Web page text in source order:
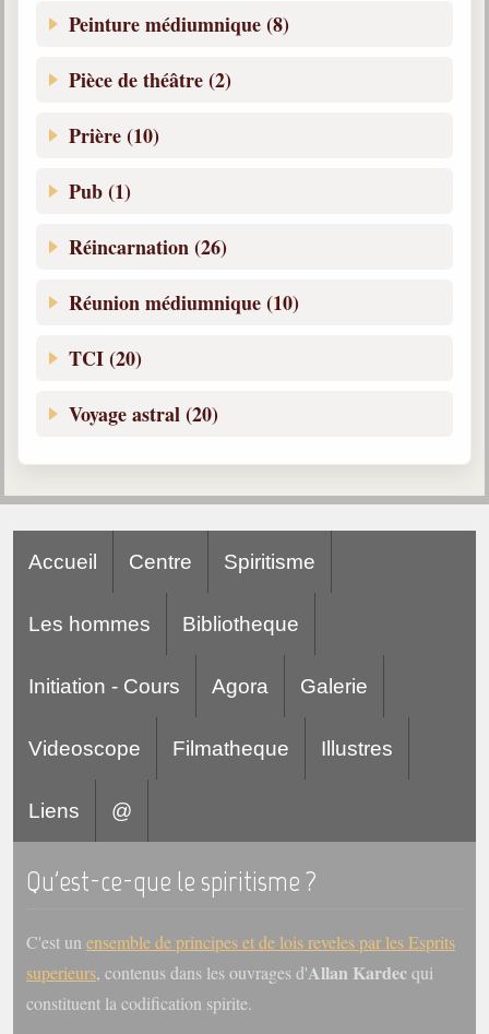
Peinture médiumnique (8)
Pièce de théâtre (2)
Prière (10)
Pub (1)
Réincarnation (26)
Réunion médiumnique (10)
TCI (20)
Voyage astral (20)
Accueil Centre Spiritisme
Les hommes Bibliotheque
Initiation - Cours Agora Galerie
Videoscope Filmatheque Illustres
Liens @
Qu'est-ce-que le spiritisme ?
C'est un ensemble de principes et de lois reveles par les Esprits
superieurs, contenus dans les ouvrages d'Allan Kardecqui
constituent la codification spirite.